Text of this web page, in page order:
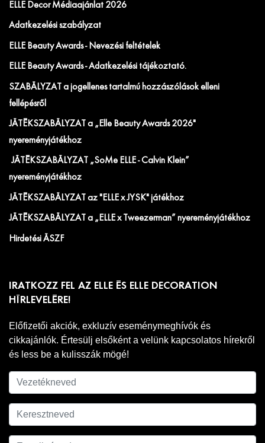
ELLE Decor Médiaajánlat 2026
Adatkezelési szabályzat
ELLE Beauty Awards - Nevezési feltételek
ELLE Beauty Awards - Adatkezelési tájékoztató.
SZABÁLYZAT a jogellenes tartalmú hozzászólások elleni
fellépésről
JÁTÉKSZABÁLYZAT a „Elle Beauty Awards 2026"
nyereményjátékhoz
JÁTÉKSZABÁLYZAT „SoMe ELLE - Calvin Klein”
nyereményjátékhoz
JÁTÉKSZABÁLYZAT az "ELLE x JYSK" játékhoz
JÁTÉKSZABÁLYZAT a „ELLE x Tweezerman” nyereményjátékhoz
Hirdetési ÁSZF
IRATKOZZ FEL AZ ELLE ÉS ELLE DECORATION
HÍRLEVELÉRE!
Előfizetői akciók, exkluzív eseménymeghívók és
cikkajánlók. Értesülj elsőként a velünk kapcsolatos hírekről
és less be a kulisszák mögé!